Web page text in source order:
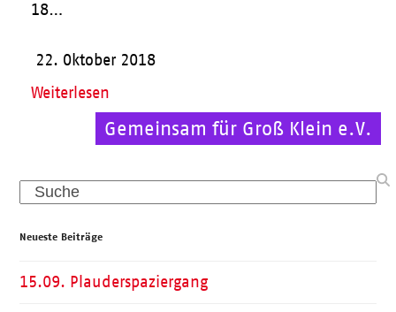
Aktuelles Börgerhus
Gemeinsam für Groß Klein e.V.
18…
22. Oktober 2018
Weiterlesen
Search
Neueste Beiträge
15.09. Plauderspaziergang